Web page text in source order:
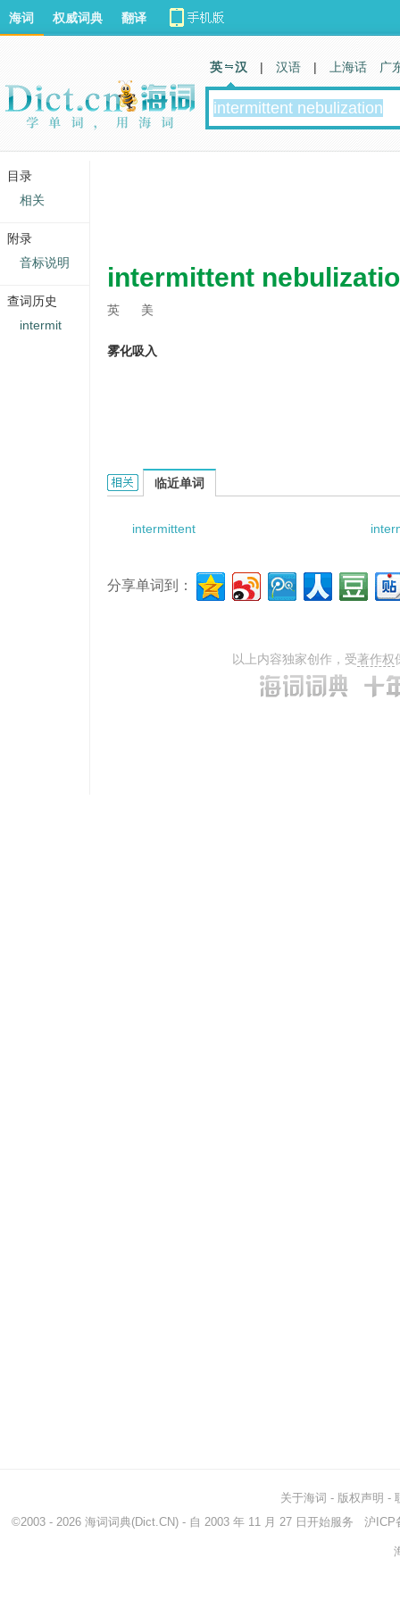
intermittent
英 美
雾化吸入
Intermittent Nebulization的相关资料：
临近单词
intermittent
分享单词到：
以上内容独家创作，受著作权
海词 权威词典 翻译
英 汉 | 汉语 | 上海话 广
关于海词 - 版权声明 -
©2003 - 2026 海词词典(Dict.CN) - 自 2003 年 11 月 27 日开始服务 沪ICP
目录
相关
附录
音标说明
查词历史
intermit